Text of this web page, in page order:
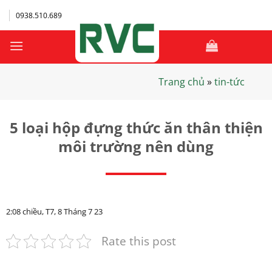
Bỏ
qua
dung
0938.510.689
Trang chủ »tin-tức
5 loại hộp đựng thức ăn thân thiện
môi trường nên dùng
2:08 chiều, T7, 8 Tháng 7 23
Rate this post